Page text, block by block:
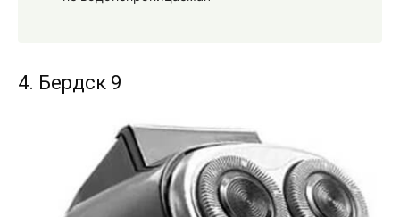
4. Бердск 9